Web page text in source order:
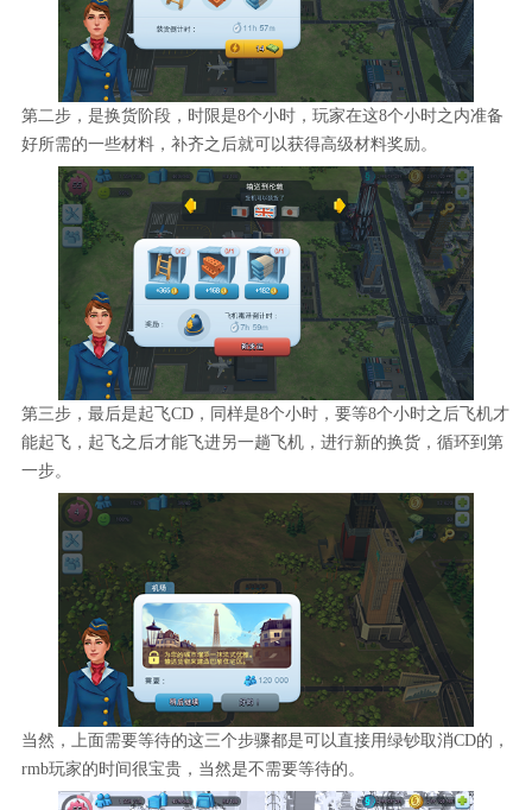
第二步，是换货阶段，时限是8个小时，玩家在这8个小时之内准备
好所需的一些材料，补齐之后就可以获得高级材料奖励。
第三步，最后是起飞CD，同样是8个小时，要等8个小时之后飞机才
能起飞，起飞之后才能飞进另一趟飞机，进行新的换货，循环到第
一步。
当然，上面需要等待的这三个步骤都是可以直接用绿钞取消CD的，
rmb玩家的时间很宝贵，当然是不需要等待的。